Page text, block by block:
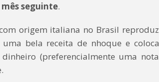
seguinte.
origem italiana no Brasil
uma bela receita de nhoque e
(preferencialmente uma